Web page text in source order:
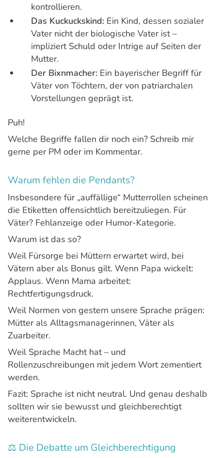
kontrollieren.
Das Kuckuckskind: Ein Kind, dessen sozialer
Vater nicht der biologische Vater ist –
impliziert Schuld oder Intrige auf Seiten der
Mutter.
Der Bixnmacher: Ein bayerischer Begriff für
Väter von Töchtern, der von patriarchalen
Vorstellungen geprägt ist.
Puh!
Welche Begriffe fallen dir noch ein? Schreib mir
gerne per PM oder im Kommentar.
Warum fehlen die Pendants?
Insbesondere für „auffällige“ Mutterrollen scheinen
die Etiketten offensichtlich bereitzuliegen. Für
Väter? Fehlanzeige oder Humor-Kategorie.
Warum ist das so?
Weil Fürsorge bei Müttern erwartet wird, bei
Vätern aber als Bonus gilt. Wenn Papa wickelt:
Applaus. Wenn Mama arbeitet:
Rechtfertigungsdruck.
Weil Normen von gestern unsere Sprache prägen:
Mütter als Alltagsmanagerinnen, Väter als
Zuarbeiter.
Weil Sprache Macht hat – und
Rollenzuschreibungen mit jedem Wort zementiert
werden.
Fazit: Sprache ist nicht neutral. Und genau deshalb
sollten wir sie bewusst und gleichberechtigt
weiterentwickeln.
⚖️ Die Debatte um Gleichberechtigung